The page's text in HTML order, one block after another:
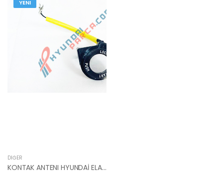
YENI
DIĞER
KONTAK ANTENI HYUNDAİ ELANTRA 95440-2D100-HMC